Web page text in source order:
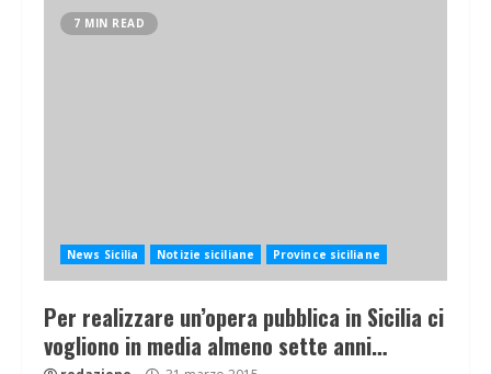
7 MIN READ
News Sicilia Notizie siciliane Province siciliane
Per realizzare un’opera pubblica in Sicilia ci
vogliono in media almeno sette anni…